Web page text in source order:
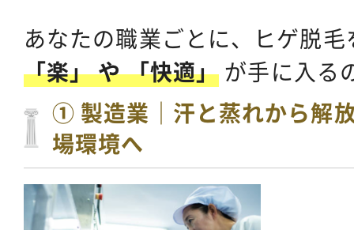
あなたの職業ごとに、ヒゲ脱
「楽」 や 「快適」 が手に入る
① 製造業｜汗と蒸れから解
場環境へ